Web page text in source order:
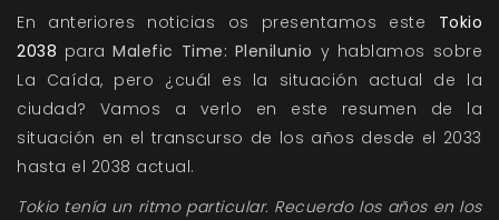
En anteriores noticias os presentamos este Tokio
2038 paraMalefic Time: Plenilunio y hablamos sobre
La Caída, pero ¿cuál es la situación actual de la
ciudad? Vamos a verlo en este resumen de la
situación en el transcurso de los años desde el 2033
hasta el 2038 actual.
Tokio tenía un ritmo particular. Recuerdo los años en los